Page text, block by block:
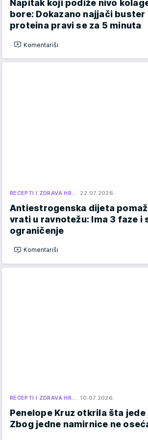
Napitak koji podiže nivo
bore: Dokazano najjači buster
proteina pravi se za 5 minuta
Komentariši
RECEPTI I ZDRAVA HR… 22.07.2026.
Antiestrogenska dijeta
vrati u ravnotežu: Ima 3 faze i
ograničenje
Komentariši
RECEPTI I ZDRAVA HR… 10.07.2026.
Penelope Kruz otkrila šta jede
Zbog jedne namirnice ne